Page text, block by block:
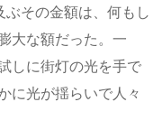
その金額は、何もし
大な額だった。一
しに街灯の光を手で
に光が揺らいで人々